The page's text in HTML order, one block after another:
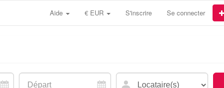
Aide € EUR S'inscrire Se connecter